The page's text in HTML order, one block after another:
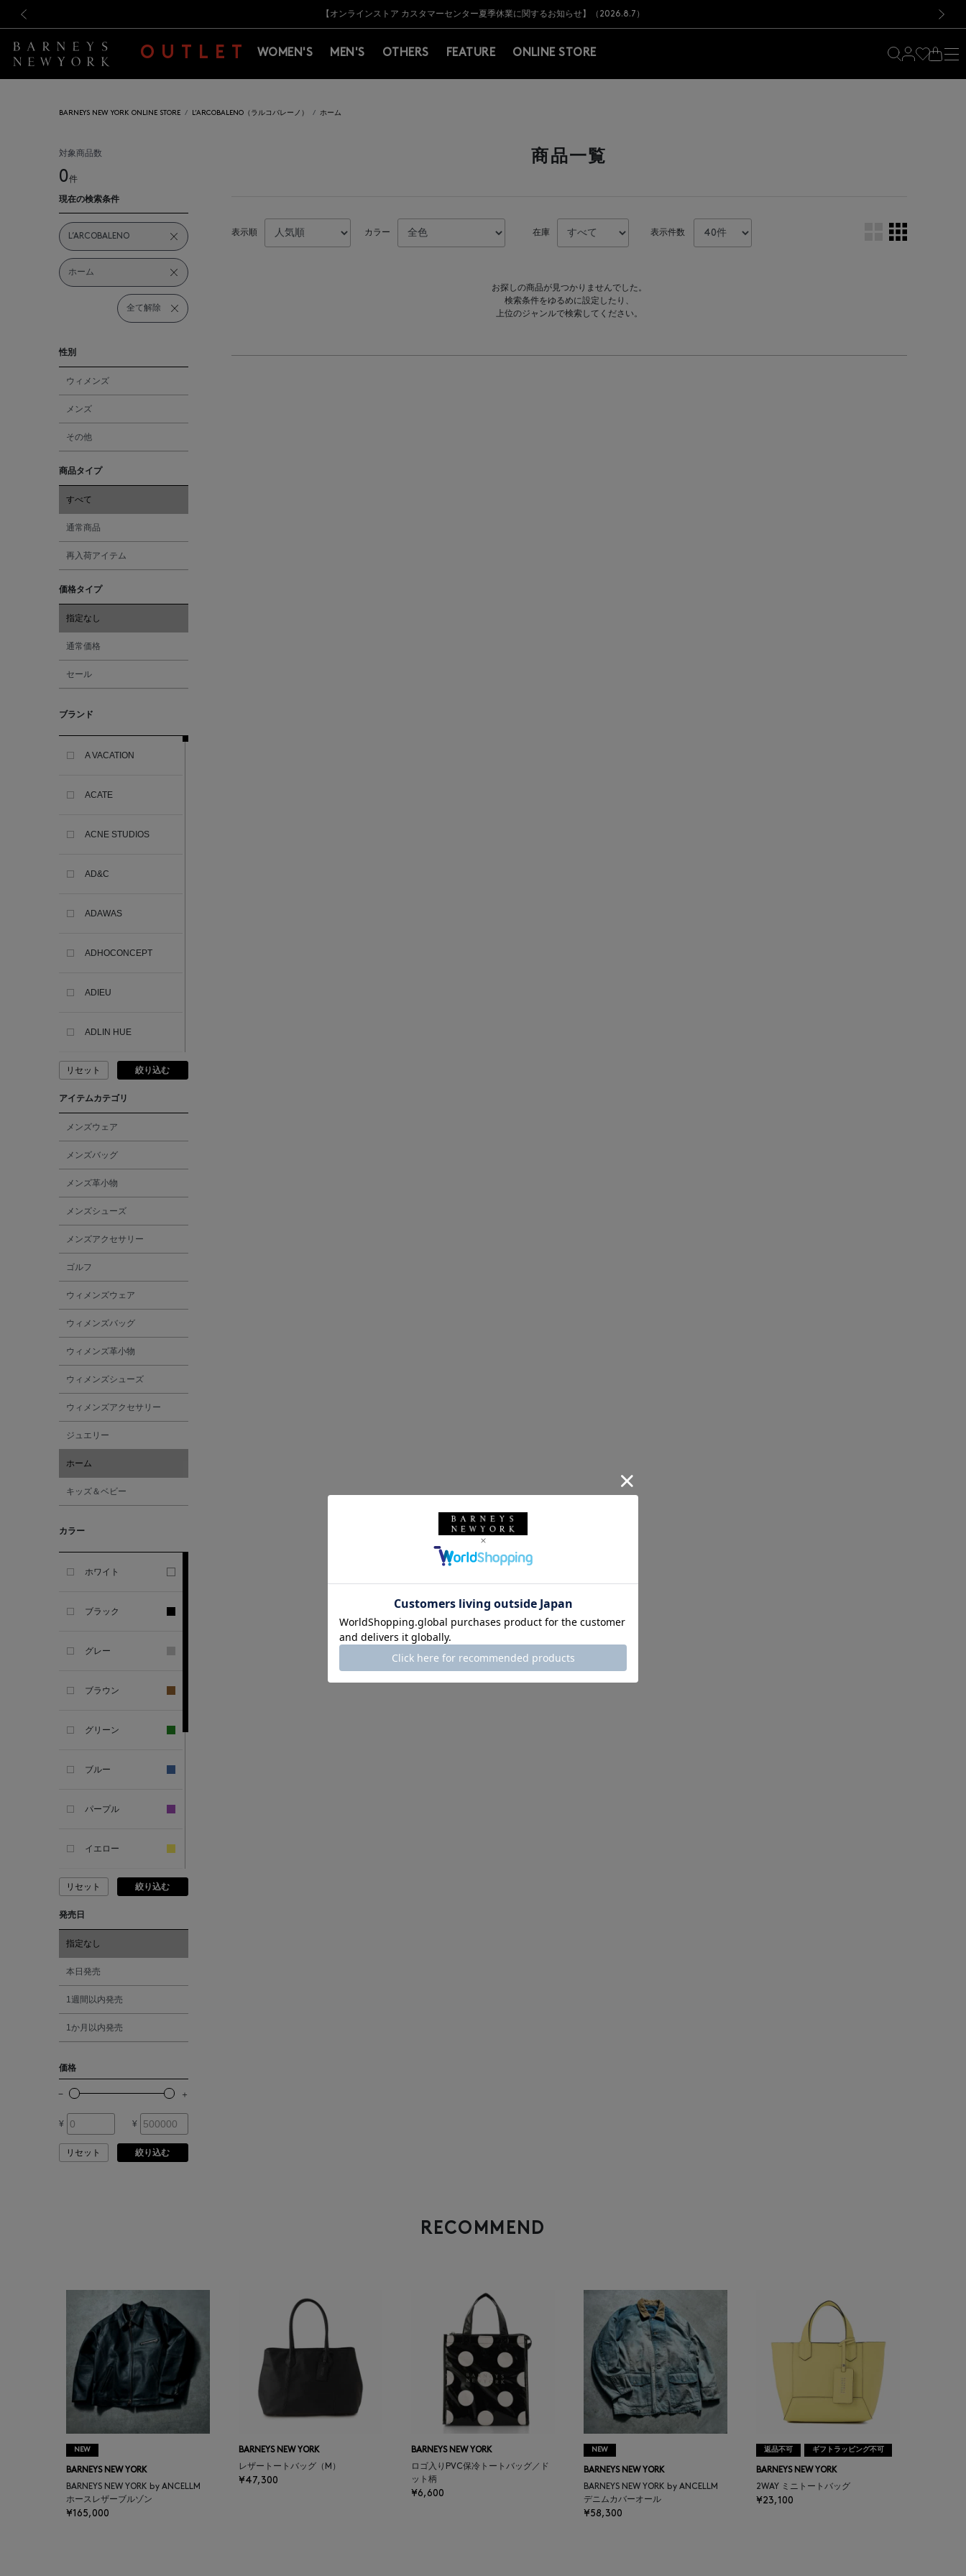
新規登録のお客様も対象！＜MY BARNEYS＞会員のお客様は11,000円（税込）以上のお買上げで常時送料無料！お買い物の際は会員登録を！
【夏季休業に伴う出荷一時停止のお知らせ】(2026.8.7)
【オンラインストア カスタマーセンター夏季休業に関するお知らせ】（2026.8.7）
【夏季休業に伴う返品・交換承り一時停止のお知らせ】（2026.8.5）
熊本県を中心とした地震の影響によるお荷物のお届けについて
【開催中】SUMMER SALEのご案内・ご注意事項
新規登録のお客様も対象！＜MY BARNEYS＞会員のお客様は11,000円（税込）以上のお買上げで常時送料無料！お買い物の際は会員登録を！
【夏季休業に伴う出荷一時停止のお知らせ】(2026.8.7)
OUTLET WOMEN'S MEN'S OTHERS FEATURE ONLINE STORE
BARNEYS NEW YORK ONLINE STORE L’ARCOBALENO（ラルコバレーノ） ホーム
対象商品数
0件
現在の検索条件
L’ARCOBALENO
ホーム
全て解除
性別
ウィメンズ
メンズ
その他
商品タイプ
すべて
通常商品
再入荷アイテム
価格タイプ
指定なし
通常価格
セール
ブランド
A VACATION
ACATE
ACNE STUDIOS
AD&C
ADAWAS
ADHOCONCEPT
ADIEU
ADLIN HUE
ADVISORY BOARD
AESOP
ALBERT THURSTON
ALESSANDRO
GHERARDI
ALL THE WAYS TO SAY
ALPO
ALTEA
AMOMENTO
ANCIENT GREEK
ATELIER AMBOISE
FIRENZE
AURALEE
BALENCIAGA
BARBA
BARNEYS NEW YORK
BASERANGE
BE.ABLE
リセット 絞り込む
アイテムカテゴリ
メンズウェア
メンズバッグ
メンズ革小物
メンズシューズ
メンズアクセサリー
ゴルフ
ウィメンズウェア
ウィメンズバッグ
ウィメンズ革小物
ウィメンズシューズ
ウィメンズアクセサリー
ジュエリー
ホーム
キッズ＆ベビー
カラー
ホワイト
ブラック
グレー
ブラウン
グリーン
ブルー
パープル
イエロー
ピンク
レッド
オレンジ
シルバー
リセット 絞り込む
発売日
指定なし
本日発売
1週間以内発売
1か月以内発売
価格
¥ ¥
リセット 絞り込む
商品一覧
表示順 カラー 在庫 表示件数
お探しの商品が見つかりませんでした。
検索条件をゆるめに設定したり、
上位のジャンルで検索してください。
RECOMMEND
NEW
BARNEYS NEW YORK
BARNEYS NEW YORK by ANCELLM
ホースレザーブルゾン
¥165,000
BARNEYS NEW YORK
レザートートバッグ（M）
¥47,300
BARNEYS NEW YORK
ロゴ入りPVC保冷トートバッグ／ド
ット柄
¥6,600
NEW
BARNEYS NEW YORK
BARNEYS NEW YORK by ANCELLM
デニムカバーオール
¥58,300
返品不可 ギフトラッピング不可
BARNEYS NEW YORK
2WAY ミニトートバッグ
¥23,100